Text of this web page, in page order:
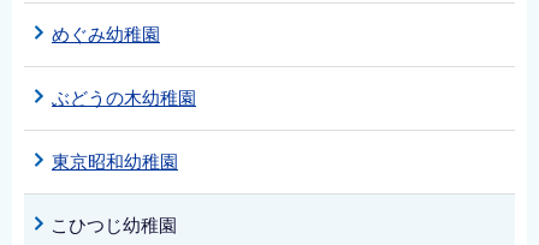
めぐみ幼稚園
ぶどうの木幼稚園
東京昭和幼稚園
こひつじ幼稚園